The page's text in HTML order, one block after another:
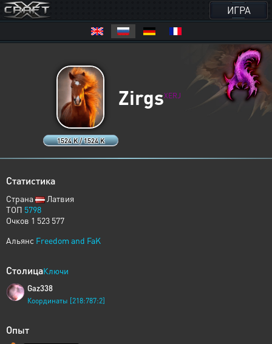
ИГРА
1524 K / 1524 K
ZirgsXERJ
Статистика
Страна
Латвия
ТОП 5798
Очков 1 523 577
Альянс Freedom and FaK
СтолицаКлючи
Gaz338
Координаты [218:787:2]
Опыт